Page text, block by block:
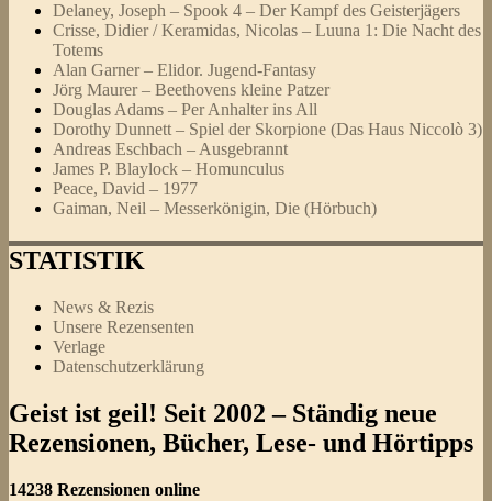
Delaney, Joseph – Spook 4 – Der Kampf des Geisterjägers
Crisse, Didier / Keramidas, Nicolas – Luuna 1: Die Nacht des
Totems
Alan Garner – Elidor. Jugend-Fantasy
Jörg Maurer – Beethovens kleine Patzer
Douglas Adams – Per Anhalter ins All
Dorothy Dunnett – Spiel der Skorpione (Das Haus Niccolò 3)
Andreas Eschbach – Ausgebrannt
James P. Blaylock – Homunculus
Peace, David – 1977
Gaiman, Neil – Messerkönigin, Die (Hörbuch)
STATISTIK
News & Rezis
Unsere Rezensenten
Verlage
Datenschutzerklärung
Geist ist geil! Seit 2002 – Ständig neue
Rezensionen, Bücher, Lese- und Hörtipps
14238 Rezensionen online